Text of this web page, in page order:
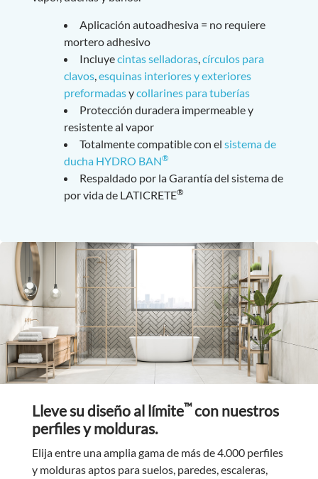
Aplicación autoadhesiva = no requiere
mortero adhesivo
Incluyecintas selladoras,círculos para
clavos,esquinas interiores y exteriores
preformadasycollarines para tuberías
Protección duradera impermeable y
resistente al vapor
Totalmente compatible con el sistema de
ducha HYDRO BAN®
Respaldado por la Garantía del sistema de
por vida de LATICRETE®
Lleve su diseño al límite™con nuestros
perfiles y molduras.
Elija entre una amplia gama de más de 4.000 perfiles
y molduras aptos para suelos, paredes, escaleras,